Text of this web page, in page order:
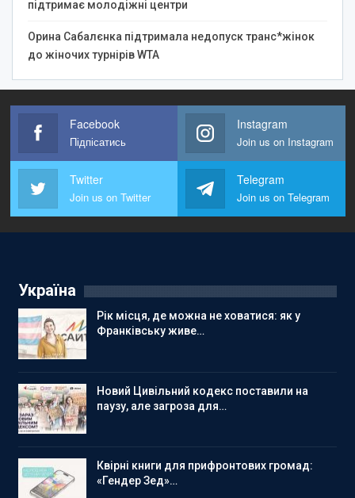
підтримає молодіжні центри
Орина Сабалєнка підтримала недопуск транс*жінок
до жіночих турнірів WTA
Facebook
Підпісатись
Instagram
Join us on Instagram
Twitter
Join us on Twitter
Telegram
Join us on Telegram
Україна
Рік місця, де можна не ховатися: як у
Франківську живе…
Новий Цивільний кодекс поставили на
паузу, але загроза для…
Квірні книги для прифронтових громад:
«Гендер Зед»…